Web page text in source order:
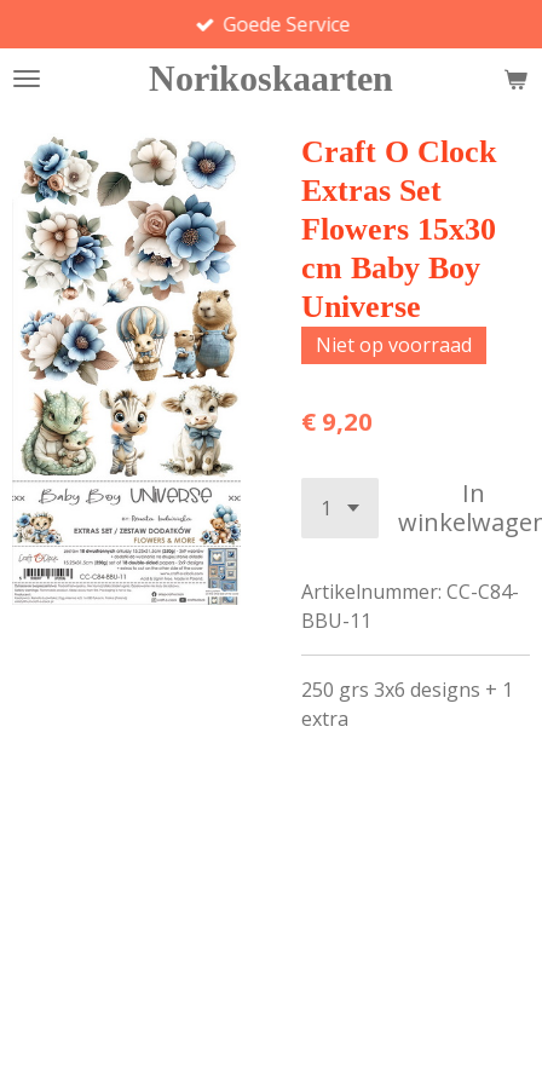
direct
naar
hoofdinhoud
Norikoskaarten
Goede Service
Craft O Clock
Extras Set
Flowers 15x30
cm Baby Boy
Universe
Niet op voorraad
€ 9,20
In
Artikelnummer: CC-C84-
BBU-11
250 grs 3x6 designs + 1
extra